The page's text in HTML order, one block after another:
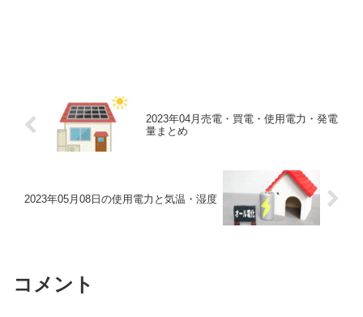
2023年04月売電・買電・使用電力・発電
量まとめ
2023年05月08日の使用電力と気温・湿度
コメント